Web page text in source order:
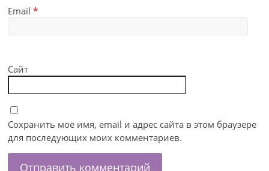
Email*
Сайт
Сохранить моё имя, email и адрес сайта в этом браузере
для последующих моих комментариев.